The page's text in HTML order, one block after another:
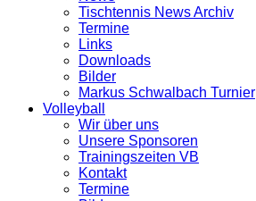
Tischtennis News Archiv
Termine
Links
Downloads
Bilder
Markus Schwalbach Turnier
Volleyball
Wir über uns
Unsere Sponsoren
Trainingszeiten VB
Kontakt
Termine